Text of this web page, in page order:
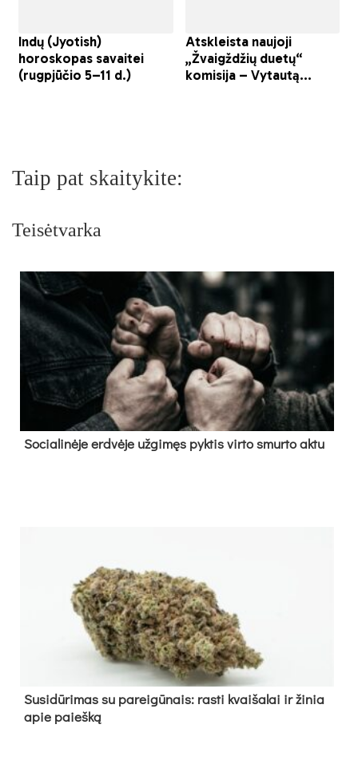
Taip pat skaitykite:
Teisėtvarka
So­cia­li­nė­je erd­vė­je už­gi­męs pyk­tis vir­to smur­to ak­tu
Su­si­dū­ri­mas su pa­rei­gū­nais: ras­ti kvai­ša­lai ir ži­nia
apie paieš­ką